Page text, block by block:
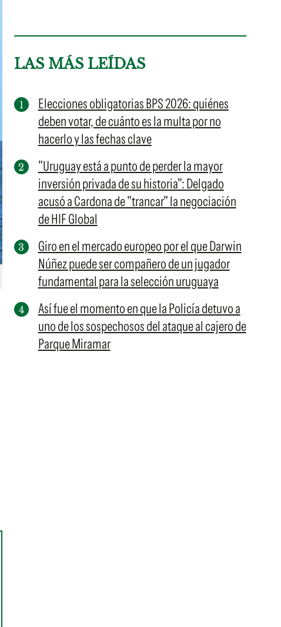
LAS MÁS LEÍDAS
Elecciones obligatorias BPS 2026: quiénes
deben votar, de cuánto es la multa por no
hacerlo y las fechas clave
"Uruguay está a punto de perder la mayor
inversión privada de su historia": Delgado
acusó a Cardona de "trancar" la negociación
de HIF Global
Giro en el mercado europeo por el que Darwin
Núñez puede ser compañero de un jugador
fundamental para la selección uruguaya
Así fue el momento en que la Policía detuvo a
uno de los sospechosos del ataque al cajero de
Parque Miramar